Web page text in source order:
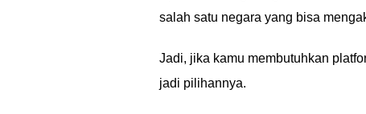
salah satu negara yang bisa
Jadi, jika kamu membutuhkan
jadi pilihannya.